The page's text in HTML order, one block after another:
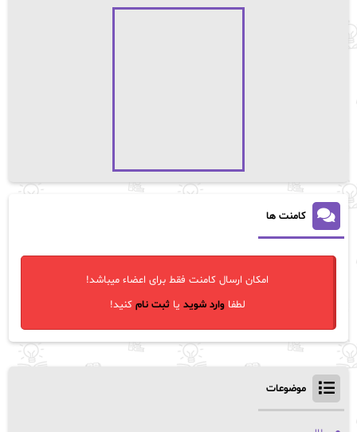
کامنت ها
امکان ارسال کامنت فقط برای اعضاء میباشد!
لطفاوارد شوید یاثبت نام کنید!
موضوعات